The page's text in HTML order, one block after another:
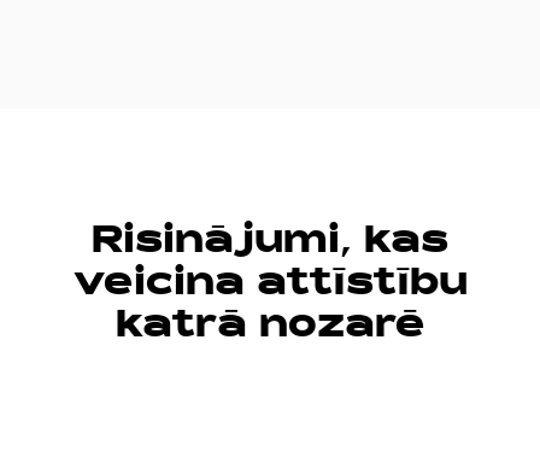
Risinājumi, kas
veicina attīstību
katrā nozarē